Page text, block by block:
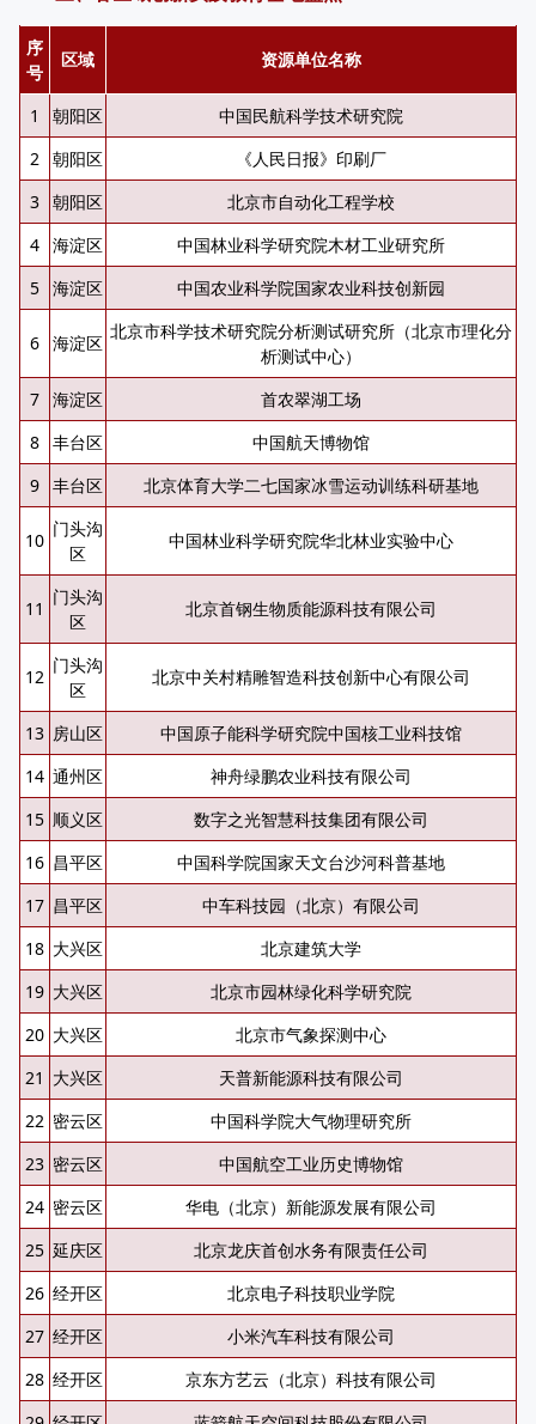
序
号
区域 资源单位名称
1 朝阳区
中国民航科学技术研究院
2 朝阳区
《人民日报》印刷厂
3 朝阳区
北京市自动化工程学校
4 海淀区
中国林业科学研究院木材工业研究所
5 海淀区 中国农业科学院国家农业科技创新园
6 海淀区
北京市科学技术研究院分析测试研究所（北京市理化分
析测试中心）
7 海淀区
首农翠湖工场
8 丰台区
中国航天博物馆
9 丰台区 北京体育大学二七国家冰雪运动训练科研基地
10
门头沟
区
中国林业科学研究院华北林业实验中心
11
门头沟
区
北京首钢生物质能源科技有限公司
12
门头沟
区
北京中关村精雕智造科技创新中心有限公司
13 房山区
中国原子能科学研究院中国核工业科技馆
14 通州区
神舟绿鹏农业科技有限公司
15 顺义区
数字之光智慧科技集团有限公司
16 昌平区
中国科学院国家天文台沙河科普基地
17 昌平区
中车科技园（北京）有限公司
18 大兴区
北京建筑大学
19 大兴区
北京市园林绿化科学研究院
20 大兴区
北京市气象探测中心
21 大兴区
天普新能源科技有限公司
22 密云区
中国科学院大气物理研究所
23 密云区
中国航空工业历史博物馆
24 密云区
华电（北京）新能源发展有限公司
25 延庆区
北京龙庆首创水务有限责任公司
26 经开区
北京电子科技职业学院
27 经开区
小米汽车科技有限公司
28 经开区
京东方艺云（北京）科技有限公司